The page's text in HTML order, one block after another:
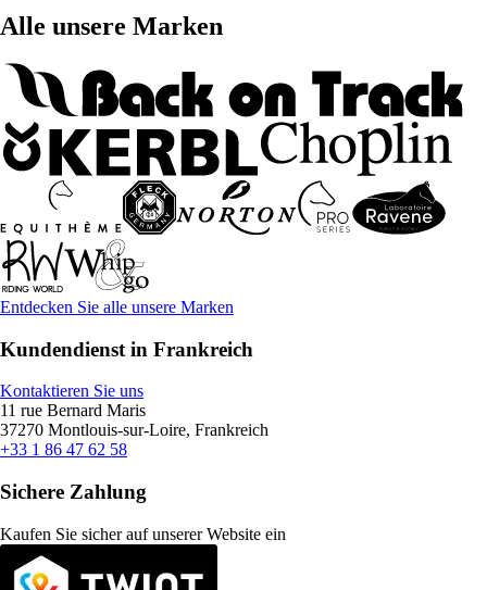
Alle unsere Marken
Entdecken Sie alle unsere Marken
Kundendienst in Frankreich
Kontaktieren Sie uns
11 rue Bernard Maris
37270 Montlouis-sur-Loire, Frankreich
+33 1 86 47 62 58
Sichere Zahlung
Kaufen Sie sicher auf unserer Website ein